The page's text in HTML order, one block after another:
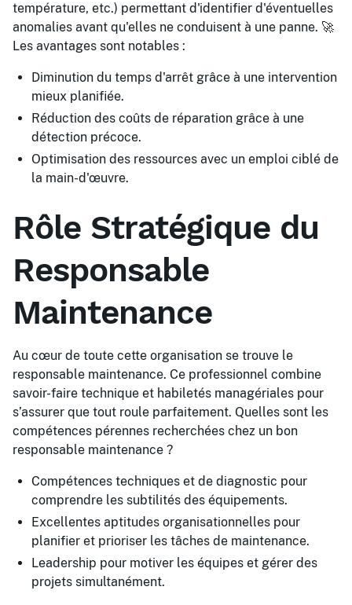
température, etc.) permettant d'identifier d'éventuelles
anomalies avant qu'elles ne conduisent à une panne. 🚀
Les avantages sont notables :
Diminution du temps d'arrêt grâce à une intervention
mieux planifiée.
Réduction des coûts de réparation grâce à une
détection précoce.
Optimisation des ressources avec un emploi ciblé de
la main-d'œuvre.
Rôle Stratégique du
Responsable
Maintenance
Au cœur de toute cette organisation se trouve le
responsable maintenance. Ce professionnel combine
savoir-faire technique et habiletés managériales pour
s’assurer que tout roule parfaitement. Quelles sont les
compétences pérennes recherchées chez un bon
responsable maintenance ?
Compétences techniques et de diagnostic pour
comprendre les subtilités des équipements.
Excellentes aptitudes organisationnelles pour
planifier et prioriser les tâches de maintenance.
Leadership pour motiver les équipes et gérer des
projets simultanément.